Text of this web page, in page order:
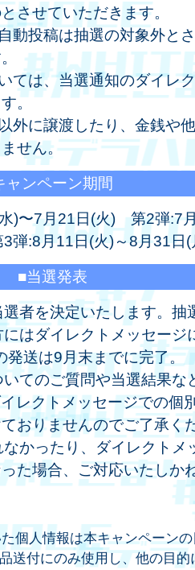
させていただきます。
動投稿は抽選の対象外と
ては、当選通知のダイレ
。
外に譲渡したり、金銭や
せん。
ャンペーン期間
)〜7月21日(火) 第2弾:7
弾:8月11日(火)～8月31日(
■当選発表
者を決定いたします。抽
はダイレクトメッセージ
発送は9月末までに完了。
てのご質問や当選結果な
レクトメッセージでの個
おりませんのでご了承く
かったり、ダイレクトメ
た場合、ご対応いたしか
個人情報は本キャンペーン
送付にのみ使用し、他の目的